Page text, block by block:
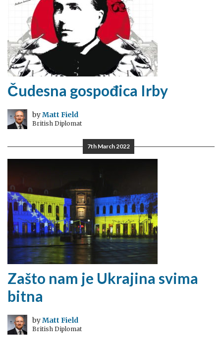
Čudesna gospođica Irby
byMatt Field
British Diplomat
7th March 2022
Zašto nam je Ukrajina svima
bitna
byMatt Field
British Diplomat